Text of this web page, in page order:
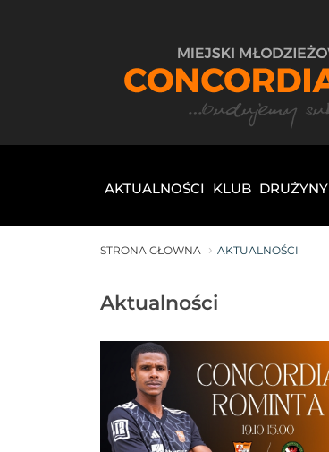
AKTUALNOŚCI KLUB DRUŻYNY
STRONA GŁOWNA AKTUALNOŚCI
Aktualności